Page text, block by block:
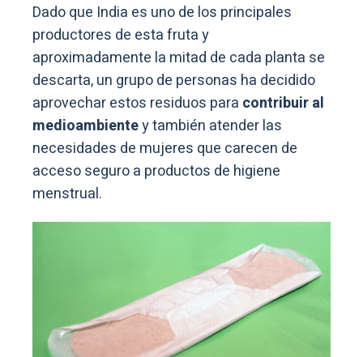
Dado que India es uno de los principales
productores de esta fruta y
aproximadamente la mitad de cada planta se
descarta, un grupo de personas ha decidido
aprovechar estos residuos para contribuir al
medioambientey también atender las
necesidades de mujeres que carecen de
acceso seguro a productos de higiene
menstrual.